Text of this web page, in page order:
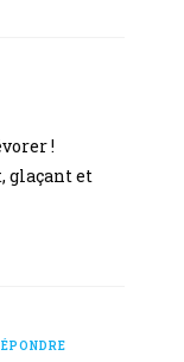
!
glaçant et